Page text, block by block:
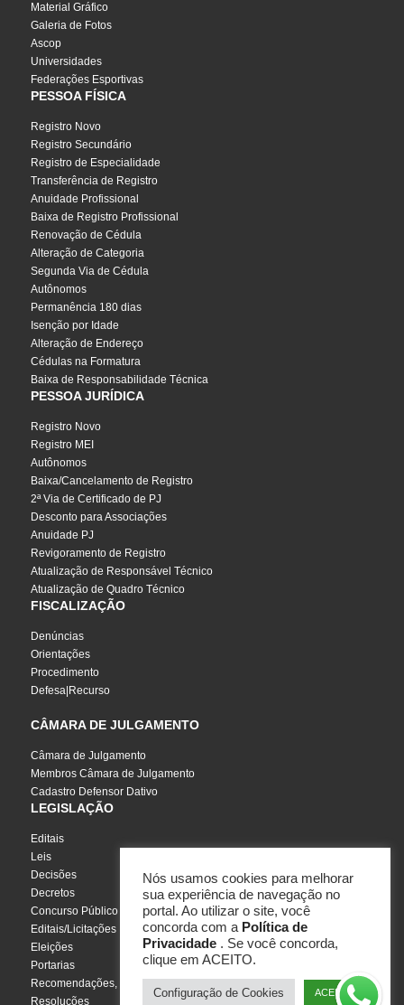
Material Gráfico
Galeria de Fotos
Ascop
Universidades
Federações Esportivas
PESSOA FÍSICA
Registro Novo
Registro Secundário
Registro de Especialidade
Transferência de Registro
Anuidade Profissional
Baixa de Registro Profissional
Renovação de Cédula
Alteração de Categoria
Segunda Via de Cédula
Autônomos
Permanência 180 dias
Isenção por Idade
Alteração de Endereço
Cédulas na Formatura
Baixa de Responsabilidade Técnica
PESSOA JURÍDICA
Registro Novo
Registro MEI
Autônomos
Baixa/Cancelamento de Registro
2ª Via de Certificado de PJ
Desconto para Associações
Anuidade PJ
Revigoramento de Registro
Atualização de Responsável Técnico
Atualização de Quadro Técnico
FISCALIZAÇÃO
Denúncias
Orientações
Procedimento
Defesa|Recurso
CÂMARA DE JULGAMENTO
Câmara de Julgamento
Membros Câmara de Julgamento
Cadastro Defensor Dativo
LEGISLAÇÃO
Editais
Leis
Decisões
Decretos
Concurso Público
Editais/Licitações
Eleições
Portarias
Recomendações, Pareceres e Notas
Resoluções
Nós usamos cookies para melhorar
sua experiência de navegação no
portal. Ao utilizar o site, você
concorda com a Política de
Privacidade . Se você concorda,
clique em ACEITO.
Configuração de Cookies ACEITO